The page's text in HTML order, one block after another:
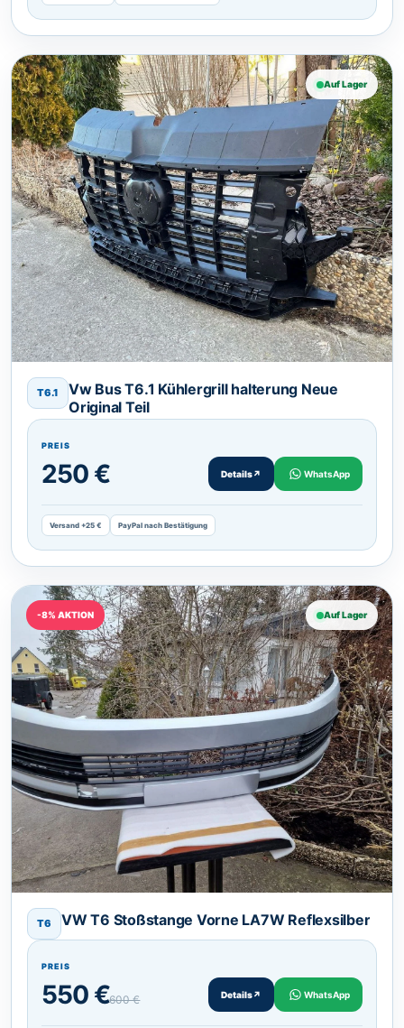
Auf Lager
T6.1
Vw Bus T6.1 Kühlergrill halterung Neue
Original Teil
PREIS
250 € Details↗ WhatsApp
Versand +25 € PayPal nach Bestätigung
-8% AKTION Auf Lager
T6 VW T6 Stoßstange Vorne LA7W Reflexsilber
PREIS
550 €600 € Details↗ WhatsApp